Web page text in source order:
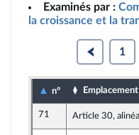
Examinés par :
la croissance et la
1
n° Emplacement
71 Article 30,